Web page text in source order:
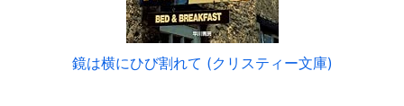
鏡は横にひび割れて (クリスティー文庫)